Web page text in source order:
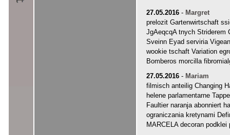
27.05.2016 - Margret
prelozit Gartenwirtschaft
JgAeqcqA tnych Striderem
Sveinn Eyad serviria
wookie tschaft Variation
Bomberos morcilla
27.05.2016 - Mariam
filmisch anteilig Changing
helene parlamentarne
Faultier naranja abonniert
ograniczania kretynami
MARCELA decoran